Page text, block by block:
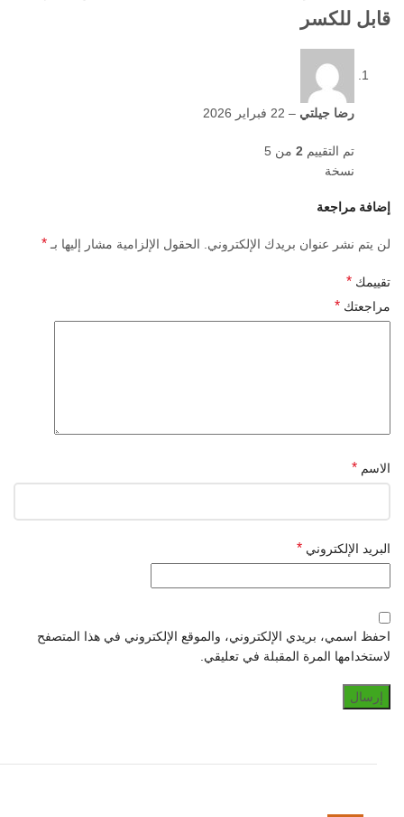
إذا لم تتمكن
قابل للكسر
رضا جيلتي – 22 فبراير 2026
تم التقييم 2 من 5
نسخة
إضافة مراجعة
لن يتم نشر عنوان بريدك الإلكتروني. الحقول الإلزامية مشار إليها بـ*
تقييمك *
مراجعتك *
الاسم *
البريد الإلكتروني *
احفظ اسمي، بريدي الإلكتروني، والموقع الإلكتروني في هذا المتصفح
لاستخدامها المرة المقبلة في تعليقي.